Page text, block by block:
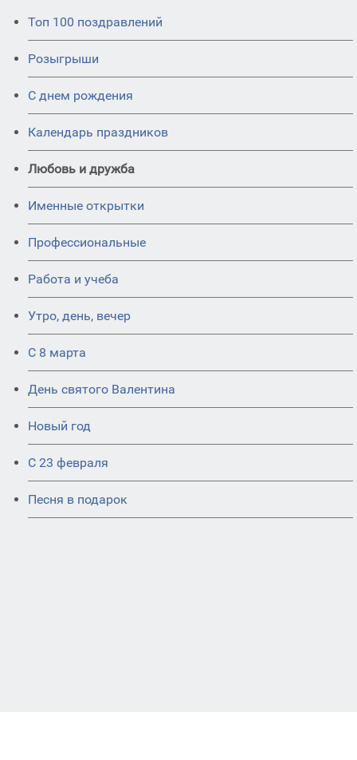
Топ 100 поздравлений
Розыгрыши
С днем рождения
Календарь праздников
Любовь и дружба
Именные открытки
Профессиональные
Работа и учеба
Утро, день, вечер
С 8 марта
День святого Валентина
Новый год
С 23 февраля
Песня в подарок